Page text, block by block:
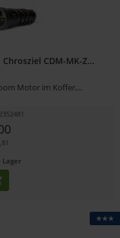
CDM-MK-Z...
Motor im Koffer,...
Lager
★★★